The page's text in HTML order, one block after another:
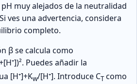
pH muy alejados de la neutralidad
ves una advertencia, considera
completo.
β se calcula como
Puedes añadir la
[H⁺]+Kw/[H⁺]. Introduce CTcomo